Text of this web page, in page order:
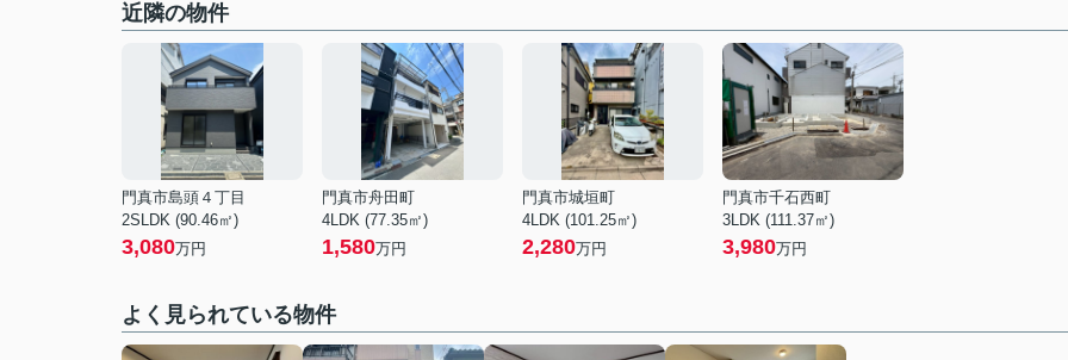
近隣の物件
門真市島頭４丁目
2SLDK (90.46㎡)
3,080万円
門真市舟田町
4LDK (77.35㎡)
1,580万円
門真市城垣町
4LDK (101.25㎡)
2,280万円
門真市千石西町
3LDK (111.37㎡)
3,980万円
よく見られている物件